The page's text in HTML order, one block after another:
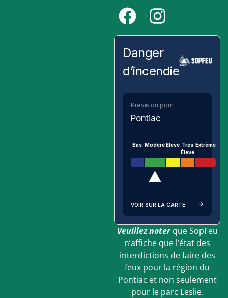
Danger
d’incendie
Prévision pour:
Pontiac
Bas ModéréÉlevé Très
Élevé
Extrême
VOIR SUR LA CARTE
Veuillez noter que SopFeu
n’affiche que l’état des
interdictions de faire des
feux pour la région du
Pontiac et non seulement
pour le parc Leslie.